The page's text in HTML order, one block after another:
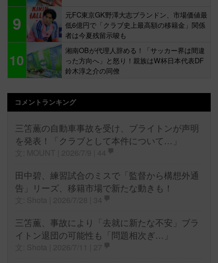
9
元FC東京GK野澤大志ブランドン、市場価値最
低6億円で「クラブ史上最高額の移籍金」関係
者は今夏残留示唆も
10
湘南OBが代理人辞める！「サッカー界は間違
った方向へ」と怒り！親族はW杯日本代表DF
鈴木淳之介の同僚
コメントランキング
三笘薫の自動車事故を受け、ブライトンが声明
を発表！「クラブとして本件について…」
田中碧、練習試合のミスで「監督から構想外通
告」リーズ、移籍市場で新たな動きも！
三笘薫、事故により「去就に新たな不安」ブラ
イトン退団の可能性も「問題相次ぎ…」